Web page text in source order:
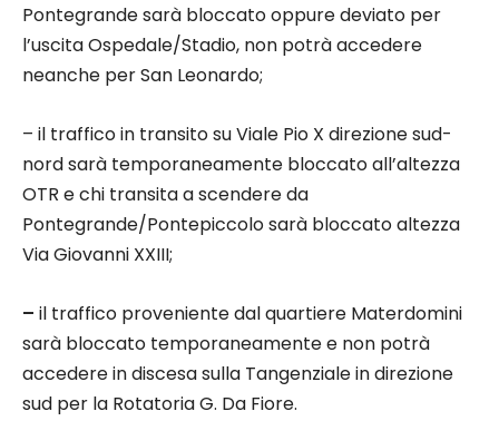
Pontegrande sarà bloccato oppure deviato per
l’uscita Ospedale/Stadio, non potrà accedere
neanche per San Leonardo;
– il traffico in transito su Viale Pio X direzione sud-
nord sarà temporaneamente bloccato all’altezza
OTR e chi transita a scendere da
Pontegrande/Pontepiccolo sarà bloccato altezza
Via Giovanni XXIII;
– il traffico proveniente dal quartiere Materdomini
sarà bloccato temporaneamente e non potrà
accedere in discesa sulla Tangenziale in direzione
sud per la Rotatoria G. Da Fiore.